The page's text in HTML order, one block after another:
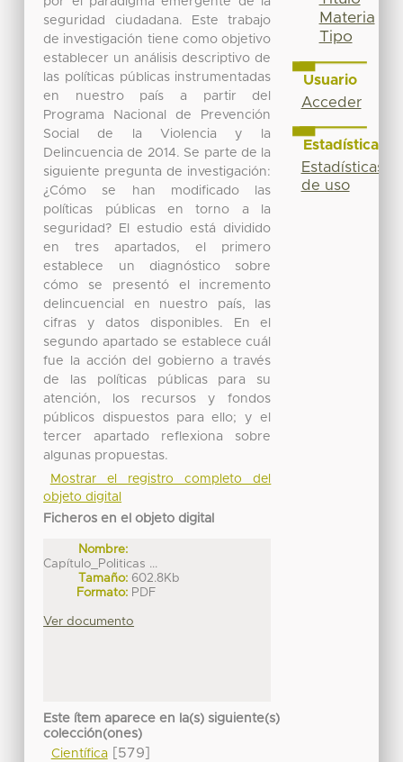
seguridad ciudadana. Este trabajo
de investigación tiene como objetivo
establecer un análisis descriptivo de
las políticas públicas instrumentadas
en nuestro país a partir del
Programa Nacional de Prevención
Social de la Violencia y la
Delincuencia de 2014. Se parte de la
siguiente pregunta de investigación:
¿Cómo se han modificado las
políticas públicas en torno a la
seguridad? El estudio está dividido
en tres apartados, el primero
establece un diagnóstico sobre
cómo se presentó el incremento
delincuencial en nuestro país, las
cifras y datos disponibles. En el
segundo apartado se establece cuál
fue la acción del gobierno a través
de las políticas públicas para su
atención, los recursos y fondos
públicos dispuestos para ello; y el
tercer apartado reflexiona sobre
algunas propuestas.
Mostrar el registro completo del
objeto digital
Ficheros en el objeto digital
Nombre:
Capítulo_Politicas ...
Tamaño: 602.8Kb
Formato: PDF
Ver documento
Este ítem aparece en la(s) siguiente(s)
colección(ones)
Científica[579]
Materia
Tipo
Usuario
Acceder
Estadísticas
Estadísticas
de uso